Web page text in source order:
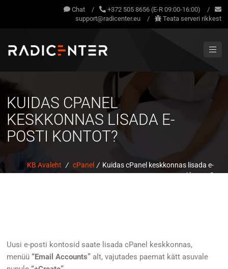
Chat / +372 505 8656 (E-R 09:00-16:00)
/
support@radicenter.eu
/ Teata serveri rikkest
KUIDAS CPANEL
KESKKONNAS LISADA E-
POSTI KONTOT?
KB Avaleht / cPanel / Kuidas cPanel keskkonnas lisada e-
posti kontot?
Uusi e-posti kontosid saate lisada cPanel keskkonnas,
menüü“Email Accounts” alt, vajutades paemat kätt asuvale